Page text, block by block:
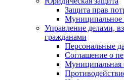
Защита прав
Муниципальное
Управление делами,
гражданами
Персональные
Соглашение о
Муниципальная